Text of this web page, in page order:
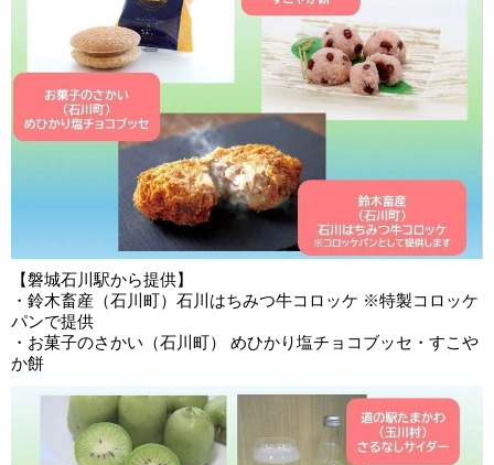
【磐城石川駅から提供】
・鈴木畜産（石川町）石川はちみつ牛コロッケ ※特製コロッケ
パンで提供
・お菓子のさかい（石川町） めひかり塩チョコブッセ・すこや
か餅